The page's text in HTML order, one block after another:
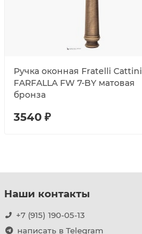
Ручка оконная Fratelli Cattini
FARFALLA FW 7-BY матовая
бронза
3540 ₽
Наши контакты
+7 (915) 190-05-13
написать в Telegram